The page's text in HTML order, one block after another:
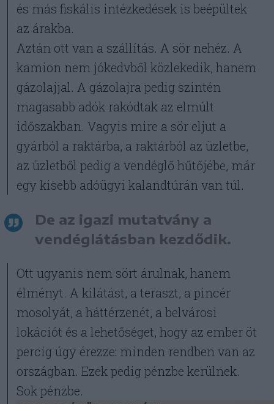
és más fiskális intézkedések is beépültek
az árakba.
Aztán ott van a szállítás. A sör nehéz. A
kamion nem jókedvből közlekedik, hanem
gázolajjal. A gázolajra pedig szintén
magasabb adók rakódtak az elmúlt
időszakban. Vagyis mire a sör eljut a
gyárból a raktárba, a raktárból az üzletbe,
az üzletből pedig a vendéglő hűtőjébe, már
egy kisebb adóügyi kalandtúrán van túl.
De az igazi mutatvány a
vendéglátásban kezdődik.
Ott ugyanis nem sört árulnak, hanem
élményt. A kilátást, a teraszt, a pincér
mosolyát, a háttérzenét, a belvárosi
lokációt és a lehetőséget, hogy az ember öt
percig úgy érezze: minden rendben van az
országban. Ezek pedig pénzbe kerülnek.
Sok pénzbe.